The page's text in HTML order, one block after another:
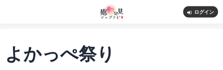
ログイン
よかっぺ祭り